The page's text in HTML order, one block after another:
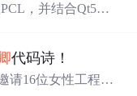
，并结合Qt5界
代码诗！
请16位女性工程师